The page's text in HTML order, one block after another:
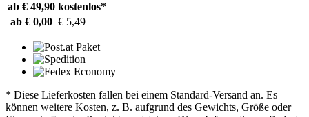
ab € 49,90 kostenlos*
ab € 0,00 € 5,49
* Diese Lieferkosten fallen bei einem Standard-Versand an. Es
können weitere Kosten, z. B. aufgrund des Gewichts, Größe oder